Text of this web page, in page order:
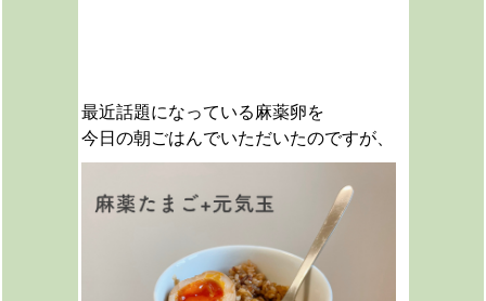
最近話題になっている麻薬卵を
今日の朝ごはんでいただいたのですが、